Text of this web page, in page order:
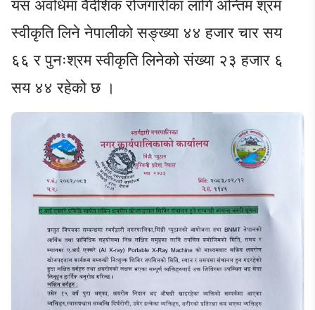
स्वीकृति लिने नेपालीको सङ्ख्या ४४ हजार चार सय
६६ र पुनःश्रम स्वीकृति लिनेको संख्या २३ हजार ६
सय ४४ रहेको छ ।